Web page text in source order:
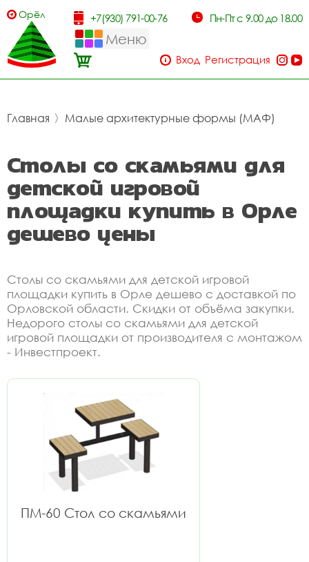
Орёл +7(930) 791-00-76 Пн-Пт с 9.00 до 18.00
Меню
Вход Регистрация
Главная 〉 Малые архитектурные формы (МАФ)
Столы со скамьями для
детской игровой
площадки купить в Орле
дешево цены
Столы со скамьями для детской игровой
площадки купить в Орле дешево с доставкой по
Орловской области. Скидки от объёма закупки.
Недорого столы со скамьями для детской
игровой площадки от производителя с монтажом
- Инвестпроект.
ПМ-60 Стол со скамьями